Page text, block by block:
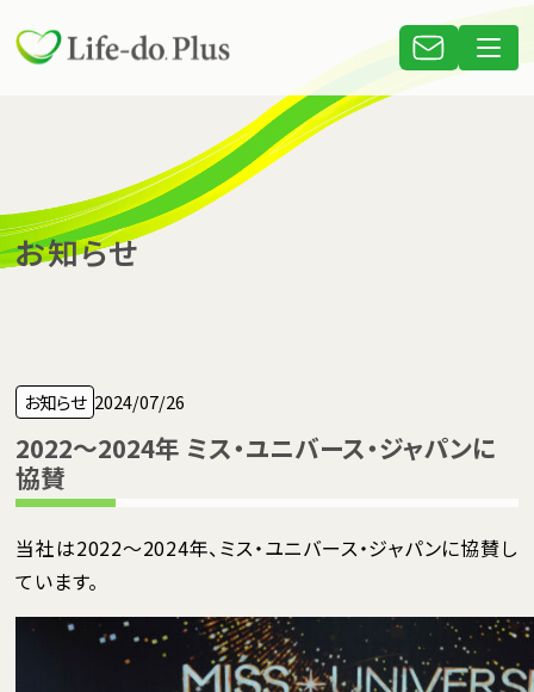
お知らせ
お知らせ 2024/07/26
2022～2024年 ミス・ユニバース・ジャパンに
協賛
当社は2022～2024年、ミス・ユニバース・ジャパンに協賛し
ています。